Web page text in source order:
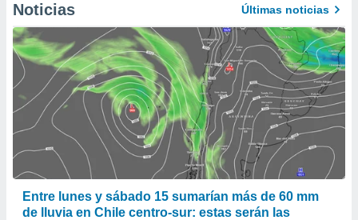
Noticias Últimas noticias
Entre lunes y sábado 15 sumarían más de 60 mm
de lluvia en Chile centro-sur: estas serán las